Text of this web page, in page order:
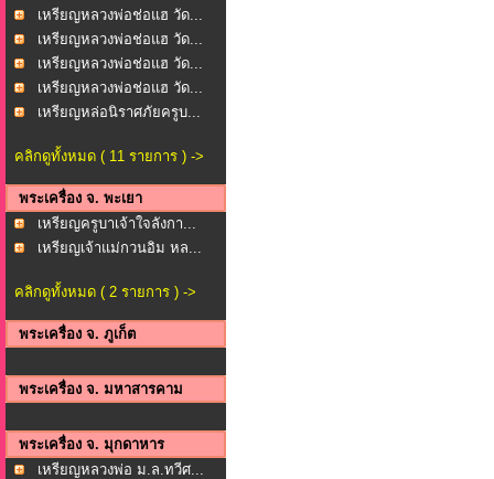
เหรียญหลวงพ่อช่อแฮ วัด...
เหรียญหลวงพ่อช่อแฮ วัด...
เหรียญหลวงพ่อช่อแฮ วัด...
เหรียญหลวงพ่อช่อแฮ วัด...
เหรียญหล่อนิราศภัยครูบ...
คลิกดูทั้งหมด ( 11 รายการ ) ->
พระเครื่อง จ. พะเยา
เหรียญครูบาเจ้าใจลังกา...
เหรียญเจ้าแม่กวนอิม หล...
คลิกดูทั้งหมด ( 2 รายการ ) ->
พระเครื่อง จ. ภูเก็ต
พระเครื่อง จ. มหาสารคาม
พระเครื่อง จ. มุกดาหาร
เหรียญหลวงพ่อ ม.ล.ทวีศ...